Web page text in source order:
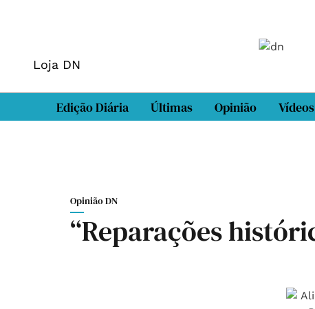
Loja DN
Edição Diária Últimas Opinião Vídeos
Opinião DN
“Reparações